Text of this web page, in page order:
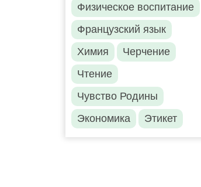
Физическое воспитание
Французский язык
Химия
Черчение
Чтение
Чувство Родины
Экономика
Этикет